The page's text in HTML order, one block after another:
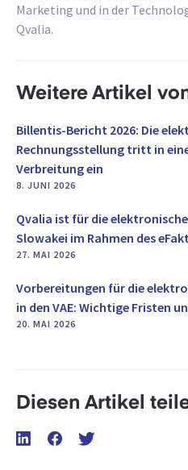
Marketing und in der
Qvalia.
Weitere Artikel
Billentis-Bericht 2026: Die
Rechnungsstellung tritt in
Verbreitung ein
8. JUNI 2026
Qvalia ist für die
Slowakei im Rahmen des
27. MAI 2026
Vorbereitungen für die
in den VAE: Wichtige Fristen
20. MAI 2026
Diesen Artikel